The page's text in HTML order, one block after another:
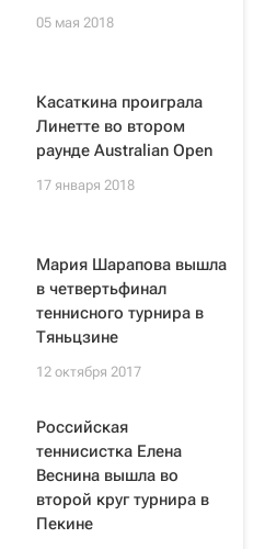
05 мая 2018
Касаткина проиграла
Линетте во втором
раунде Australian Open
17 января 2018
Мария Шарапова вышла
в четвертьфинал
теннисного турнира в
Тяньцзине
12 октября 2017
Российская
теннисистка Елена
Веснина вышла во
второй круг турнира в
Пекине